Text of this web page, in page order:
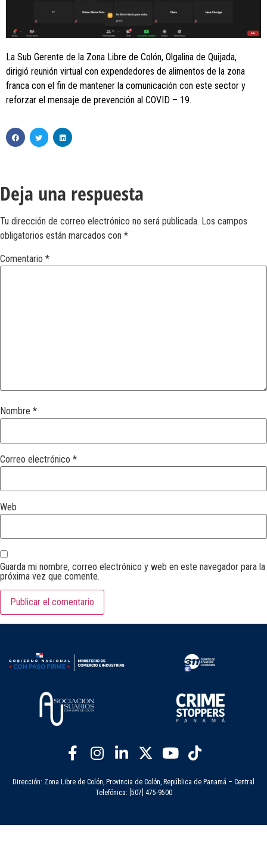
La Sub Gerente de la Zona Libre de Colón, Olgalina de Quijada,
dirigió reunión virtual con expendedores de alimentos de la zona
franca con el fin de mantener la comunicación con este sector y
reforzar el mensaje de prevención al COVID – 19.
Deja una respuesta
Tu dirección de correo electrónico no será publicada. Los campos
obligatorios están marcados con *
Comentario *
Nombre *
Correo electrónico *
Web
Guarda mi nombre, correo electrónico y web en este navegador para la
próxima vez que comente.
Dirección: Zona Libre de Colón, Provincia de Colón, República de Panamá – Central
Telefónica: [507] 475-9500